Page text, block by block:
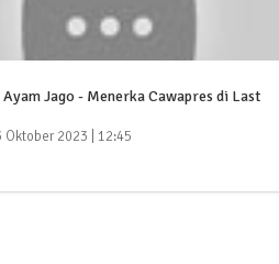
Jago - Menerka Cawapres di Last
Oktober 2023 | 12:45